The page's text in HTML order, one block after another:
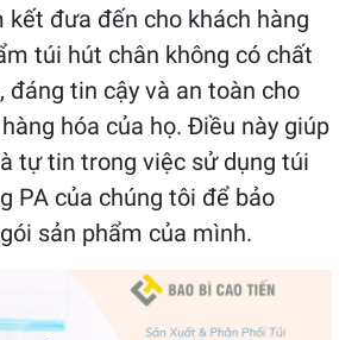
kết đưa đến cho khách hàng
túi hút chân không có chất
đáng tin cậy và an toàn cho
hóa của họ. Điều này giúp
tự tin trong việc sử dụng túi
PA của chúng tôi để bảo
sản phẩm của mình.